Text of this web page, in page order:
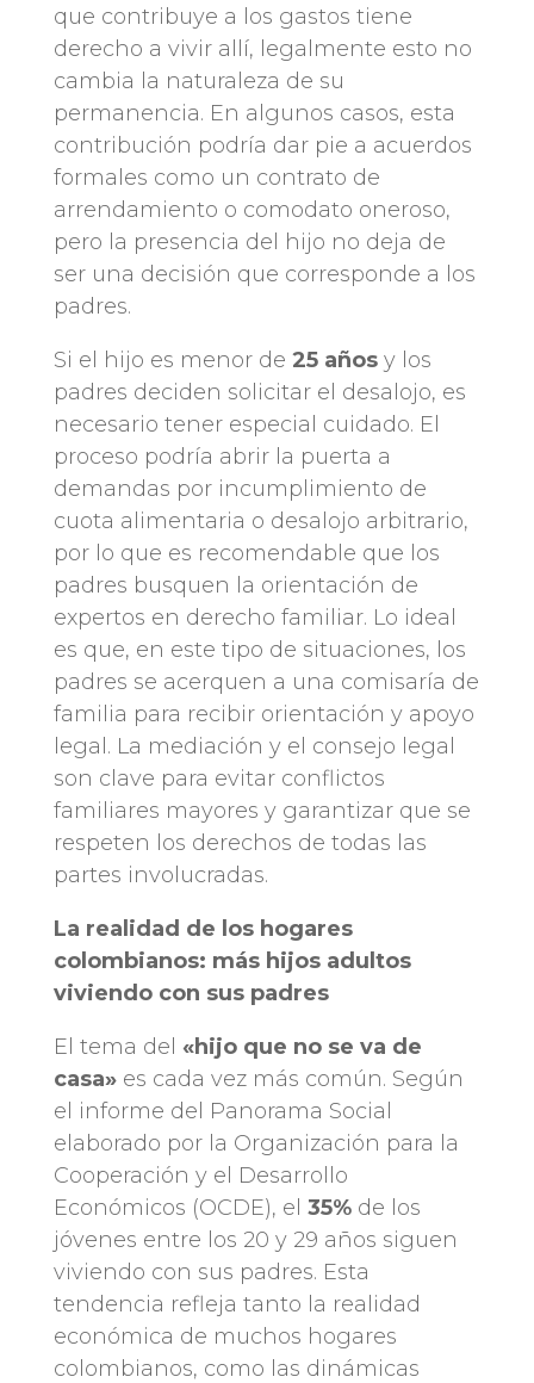
que contribuye a los gastos tiene
derecho a vivir allí, legalmente esto no
cambia la naturaleza de su
permanencia. En algunos casos, esta
contribución podría dar pie a acuerdos
formales como un contrato de
arrendamiento o comodato oneroso,
pero la presencia del hijo no deja de
ser una decisión que corresponde a los
padres.
Si el hijo es menor de 25 añosy los
padres deciden solicitar el desalojo, es
necesario tener especial cuidado. El
proceso podría abrir la puerta a
demandas por incumplimiento de
cuota alimentaria o desalojo arbitrario,
por lo que es recomendable que los
padres busquen la orientación de
expertos en derecho familiar. Lo ideal
es que, en este tipo de situaciones, los
padres se acerquen a una comisaría de
familia para recibir orientación y apoyo
legal. La mediación y el consejo legal
son clave para evitar conflictos
familiares mayores y garantizar que se
respeten los derechos de todas las
partes involucradas.
La realidad de los hogares
colombianos: más hijos adultos
viviendo con sus padres
El tema del «hijo que no se va de
casa»es cada vez más común. Según
el informe del Panorama Social
elaborado por la Organización para la
Cooperación y el Desarrollo
Económicos (OCDE), el 35%de los
jóvenes entre los 20 y 29 años siguen
viviendo con sus padres. Esta
tendencia refleja tanto la realidad
económica de muchos hogares
colombianos, como las dinámicas